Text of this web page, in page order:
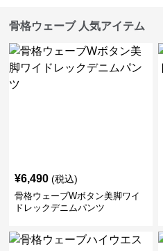
骨格ウェーブ 人気アイテム
¥6,490 (税込)
骨格ウェーブWボタン美脚ワイ
ドレックデニムパンツ